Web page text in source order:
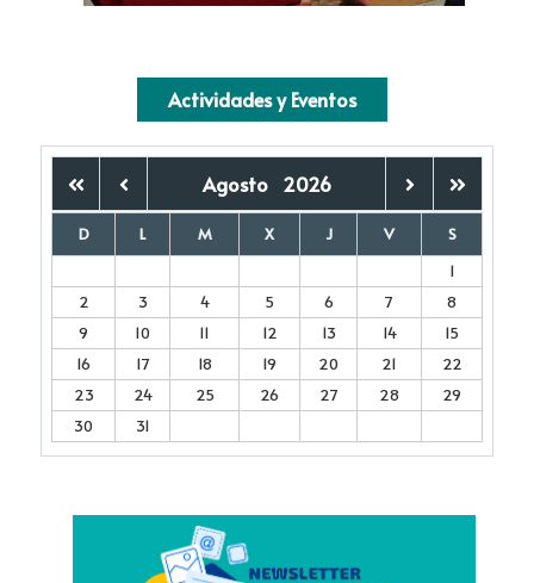
Actividades y Eventos
Agosto 2026
D L M X J V
S
1
2
3 4 5 6 7
8
9
10 11 12 13 14
15
16
17 18 19 20 21
22
23
24 25 26 27 28
29
30
31